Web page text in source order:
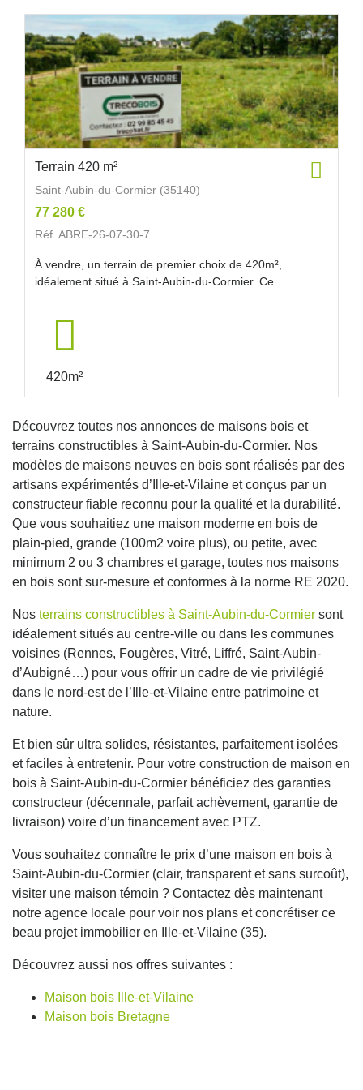
Terrain 420 m²
Saint-Aubin-du-Cormier (35140)
77 280 €
Réf. ABRE-26-07-30-7
À vendre, un terrain de premier choix de 420m²,
idéalement situé à Saint-Aubin-du-Cormier. Ce...
420m²
Découvrez toutes nos annonces de maisons bois et
terrains constructibles à Saint-Aubin-du-Cormier. Nos
modèles de maisons neuves en bois sont réalisés par des
artisans expérimentés d’Ille-et-Vilaine et conçus par un
constructeur fiable reconnu pour la qualité et la durabilité.
Que vous souhaitiez une maison moderne en bois de
plain-pied, grande (100m2 voire plus), ou petite, avec
minimum 2 ou 3 chambres et garage, toutes nos maisons
en bois sont sur-mesure et conformes à la norme RE 2020.
Nos terrains constructibles à Saint-Aubin-du-Cormier sont
idéalement situés au centre-ville ou dans les communes
voisines (Rennes, Fougères, Vitré, Liffré, Saint-Aubin-
d’Aubigné…) pour vous offrir un cadre de vie privilégié
dans le nord-est de l’Ille-et-Vilaine entre patrimoine et
nature.
Et bien sûr ultra solides, résistantes, parfaitement isolées
et faciles à entretenir. Pour votre construction de maison en
bois à Saint-Aubin-du-Cormier bénéficiez des garanties
constructeur (décennale, parfait achèvement, garantie de
livraison) voire d’un financement avec PTZ.
Vous souhaitez connaître le prix d’une maison en bois à
Saint-Aubin-du-Cormier (clair, transparent et sans surcoût),
visiter une maison témoin ? Contactez dès maintenant
notre agence locale pour voir nos plans et concrétiser ce
beau projet immobilier en Ille-et-Vilaine (35).
Découvrez aussi nos offres suivantes :
Maison bois Ille-et-Vilaine
Maison bois Bretagne